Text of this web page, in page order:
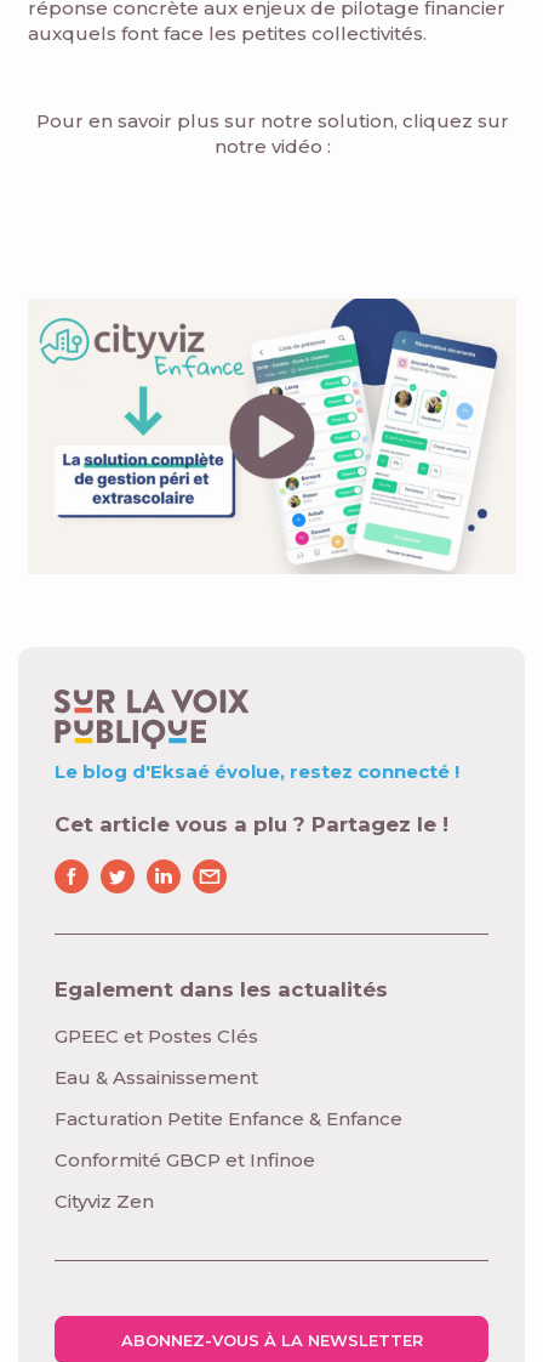
réponse concrète aux enjeux de pilotage financier
auxquels font face les petites collectivités.
Pour en savoir plus sur notre solution, cliquez sur
notre vidéo :
Le blog d'Eksaé évolue, restez connecté !
Cet article vous a plu ? Partagez le !
Egalement dans les actualités
GPEEC et Postes Clés
Eau & Assainissement
Facturation Petite Enfance & Enfance
Conformité GBCP et Infinoe
Cityviz Zen
ABONNEZ-VOUS À LA NEWSLETTER